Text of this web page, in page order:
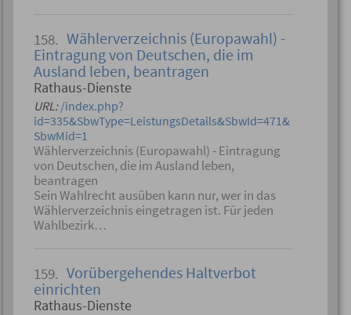
158. Wählerverzeichnis (Europawahl) -
Eintragung von Deutschen, die im
Ausland leben, beantragen
Rathaus-Dienste
URL: /index.php?
id=335&SbwType=LeistungsDetails&SbwId=471&
SbwMid=1
Wählerverzeichnis (Europawahl) - Eintragung
von Deutschen, die im Ausland leben,
beantragen
Sein Wahlrecht ausüben kann nur, wer in das
Wählerverzeichnis eingetragen ist. Für jeden
Wahlbezirk…
159. Vorübergehendes Haltverbot
einrichten
Rathaus-Dienste